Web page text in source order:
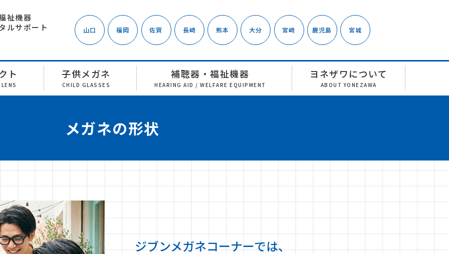
祉機器
ルサポート
山口 福岡 佐賀 長崎 熊本 大分 宮崎 鹿児島 宮城
ト 子供メガネ
CHILD GLASSES
補聴器・福祉機器
HEARING AID / WELFARE EQUIPMENT
ヨネザワについて
ABOUT YONEZAWA
メガネの形状
ジブンメガネコーナーでは、